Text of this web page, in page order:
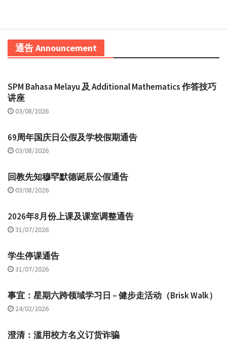
通告 Announcement
SPM Bahasa Melayu 及 Additional Mathematics 作答技巧
讲座
03/08/2026
69周年国庆日公假及学校假期通告
03/08/2026
回教先知穆罕默德诞辰公假通告
03/08/2026
2026年8月份上课及课室调整通告
31/07/2026
学生停课通告
31/07/2026
事宜：星期六跨领域学习日 – 健步走活动（Brisk Walk）
24/02/2026
澄清：滥用校方名义订货诈骗